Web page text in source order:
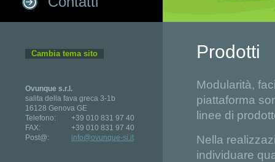
Cambia tema sito
Ovunque s.r.l.
salita della fava greca 3-1b
16128 Genova GE
Telefono:
+39 010 831 97 40
FAX:
+39 010 831 97 40
Post@:
info@ovunque-si.it
Prodotti
Modularità,
piattaforma
linee di
Nella
individuare